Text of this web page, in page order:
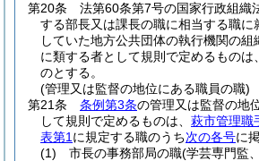
第20条
法第60条第7号の国家行政組織
する部長又は課長の職に相当する職に
していた地方公共団体の執行機関の組
に類する者として規則で定めるものは、
のとする。
(管理又は監督の地位にある職員の職)
第21条
条例第3条の管理又は監督の地
して規則で定めるものは、 萩市管理職
表第1 に規定する職のうち次の各号に
(1)
市長の事務部局の職(学芸専門監